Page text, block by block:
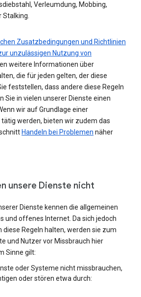
Verleumdung, Mobbing,
Stalking.
Zusatzbedingungen und Richtlinien
unzulässigen Nutzung von
weitere Informationen über
die für jeden gelten, der diese
feststellen, dass andere diese Regeln
Sie in vielen unserer Dienste einen
wir auf Grundlage einer
werden, bieten wir zudem das
Handeln bei Problemen näher
unsere Dienste nicht
Dienste kennen die allgemeinen
und offenes Internet. Da sich jedoch
diese Regeln halten, werden sie zum
und Nutzer vor Missbrauch hier
Sinne gilt:
oder Systeme nicht missbrauchen,
oder stören etwa durch: